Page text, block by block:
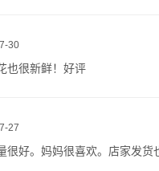
30
也很新鲜！好评
27
很好。妈妈很喜欢。店家发货